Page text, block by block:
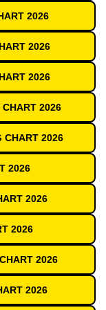
2026
2026
2026
CHART 2026
CHART 2026
2026
2026
2026
2026
2026